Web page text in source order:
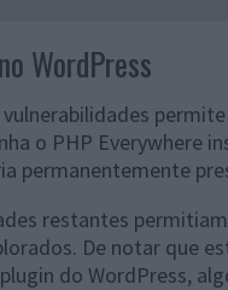
WordPress
o PHP Everywhere
permanentemente
restantes
De notar que
do WordPress,